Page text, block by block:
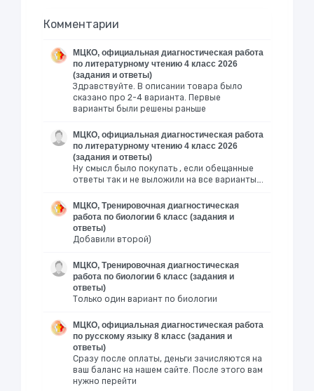
Комментарии
МЦКО, официальная диагностическая работа
по литературному чтению 4 класс 2026
(задания и ответы)
Здравствуйте. В описании товара было
сказано про 2-4 варианта. Первые
варианты были решены раньше
МЦКО, официальная диагностическая работа
по литературному чтению 4 класс 2026
(задания и ответы)
Ну смысл было покупать , если обещанные
ответы так и не выложили на все варианты….
МЦКО, Тренировочная диагностическая
работа по биологии 6 класс (задания и
ответы)
Добавили второй)
МЦКО, Тренировочная диагностическая
работа по биологии 6 класс (задания и
ответы)
Только один вариант по биологии
МЦКО, официальная диагностическая работа
по русскому языку 8 класс (задания и
ответы)
Сразу после оплаты, деньги зачисляются на
ваш баланс на нашем сайте. После этого вам
нужно перейти